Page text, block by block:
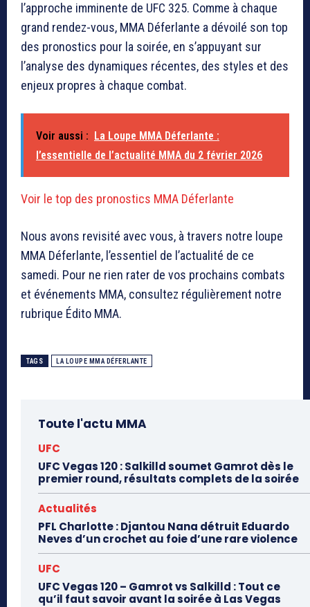
l’approche imminente de UFC 325. Comme à chaque
grand rendez-vous, MMA Déferlante a dévoilé son top
des pronostics pour la soirée, en s’appuyant sur
l’analyse des dynamiques récentes, des styles et des
enjeux propres à chaque combat.
Voir aussi : La Loupe MMA Déferlante :
l’essentielle de l’actualité MMA du 2 février 2026
Voir le top des pronostics MMA Déferlante
Nous avons revisité avec vous, à travers notre loupe
MMA Déferlante, l’essentiel de l’actualité de ce
samedi. Pour ne rien rater de vos prochains combats
et événements MMA, consultez régulièrement notre
rubrique Édito MMA.
TAGS LA LOUPE MMA DÉFERLANTE
Toute l'actu MMA
UFC
UFC Vegas 120 : Salkilld soumet Gamrot dès le
premier round, résultats complets de la soirée
Actualités
PFL Charlotte : Djantou Nana détruit Eduardo
Neves d’un crochet au foie d’une rare violence
UFC
UFC Vegas 120 – Gamrot vs Salkilld : Tout ce
qu’il faut savoir avant la soirée à Las Vegas